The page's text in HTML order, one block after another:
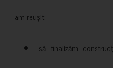
am reușit:
să finalizăm